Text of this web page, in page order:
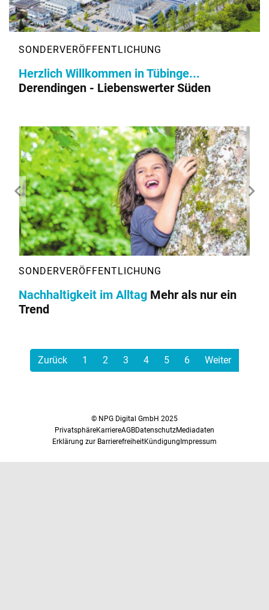
Herzlich Willkommen in Tübinge...
Derendingen - Liebenswerter Süden
Nachhaltigkeit im Alltag Mehr als nur ein
Trend
Zurück 1 2 3 4 5 6 Weiter
© NPG Digital GmbH 2025
PrivatsphäreKarriereAGBDatenschutzMediadaten
Erklärung zur BarrierefreiheitKündigungImpressum